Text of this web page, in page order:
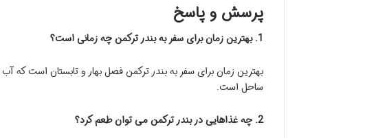
پرسش و پاسخ
1. بهترین زمان برای سفر به بندر ترکمن چه زمانی است؟
بهترین زمان برای سفر به بندر ترکمن فصل بهار و تابستان است که
ساحل است.
2. چه غذاهایی در بندر ترکمن می توان طعم کرد؟